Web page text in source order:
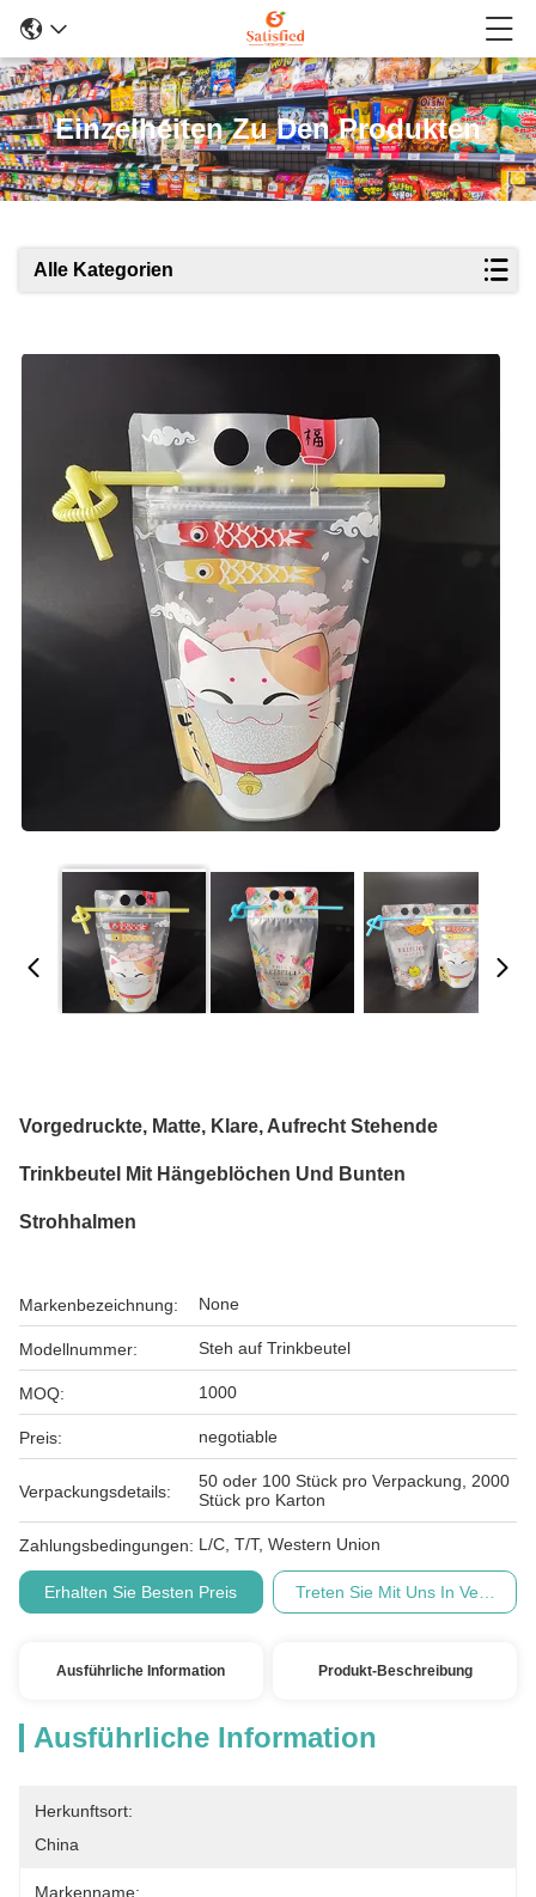
Einzelheiten Zu Den Produkten
Alle Kategorien
Vorgedruckte, Matte, Klare, Aufrecht Stehende
Trinkbeutel Mit Hängeblöchen Und Bunten
Strohhalmen
Markenbezeichnung: None
Modellnummer: Steh auf Trinkbeutel
MOQ: 1000
Preis: negotiable
Verpackungsdetails:
50 oder 100 Stück pro Verpackung, 2000
Stück pro Karton
Zahlungsbedingungen: L/C, T/T, Western Union
Erhalten Sie Besten Preis Treten Sie Mit Uns In
Ausführliche Information Produkt-Beschreibung
Ausführliche Information
Herkunftsort:
China
Markenname: